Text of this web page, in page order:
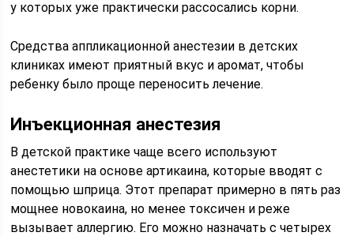
у которых уже практически рассосались корни.
Средства аппликационной анестезии в детских
клиниках имеют приятный вкус и аромат, чтобы
ребенку было проще переносить лечение.
Инъекционная анестезия
В детской практике чаще всего используют
анестетики на основе артикаина, которые вводят с
помощью шприца. Этот препарат примерно в пять раз
мощнее новокаина, но менее токсичен и реже
вызывает аллергию. Его можно назначать с четырех